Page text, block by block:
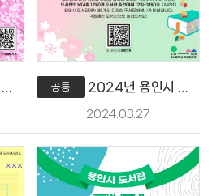
공통 2024년 용인시 도서관 4월 도서관 주간 행사
2024.03.27